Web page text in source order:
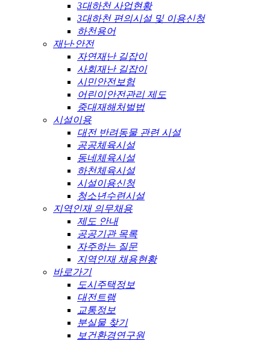
3대하천 사업현황
3대하천 편의시설 및 이용신청
하천용어
재난·안전
자연재난 길잡이
사회재난 길잡이
시민안전보험
어린이안전관리 제도
중대재해처벌법
시설이용
대전 반려동물 관련 시설
공공체육시설
동네체육시설
하천체육시설
시설이용신청
청소년수련시설
지역인재 의무채용
제도 안내
공공기관 목록
자주하는 질문
지역인재 채용현황
바로가기
도시주택정보
대전트램
교통정보
분실물 찾기
보건환경연구원